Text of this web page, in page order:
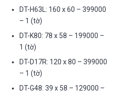
DT-H63L: 160 x 60 – 399000
– 1 (tờ)
DT-K80: 78 x 58 – 199000 –
1 (tờ)
DT-D17R: 120 x 80 – 399000
– 1 (tờ)
DT-G48: 39 x 58 – 129000 –